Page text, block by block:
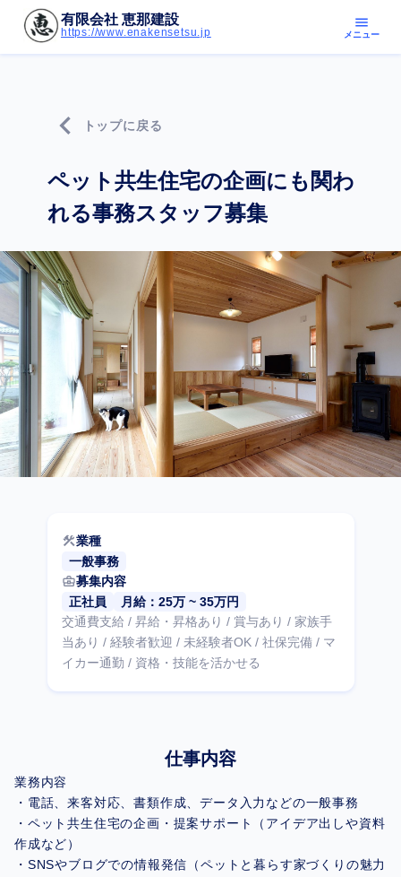
有限会社 恵那建設
https://www.enakensetsu.jp
menu
メニュー
chevron_left トップに戻る
ペット共生住宅の企画にも関わ
れる事務スタッフ募集
construction業種
一般事務
business_center募集内容
正社員
月給：25万 ~ 35万円
交通費支給 / 昇給・昇格あり / 賞与あり / 家族手
当あり / 経験者歓迎 / 未経験者OK / 社保完備 / マ
イカー通勤 / 資格・技能を活かせる
仕事内容
業務内容
・電話、来客対応、書類作成、データ入力などの一般事務
・ペット共生住宅の企画・提案サポート（アイデア出しや資料
作成など）
・SNSやブログでの情報発信（ペットと暮らす家づくりの魅力